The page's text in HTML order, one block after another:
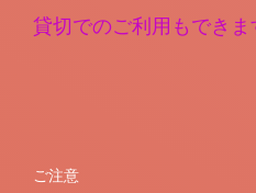
貸切でのご利用もできま
ご注意